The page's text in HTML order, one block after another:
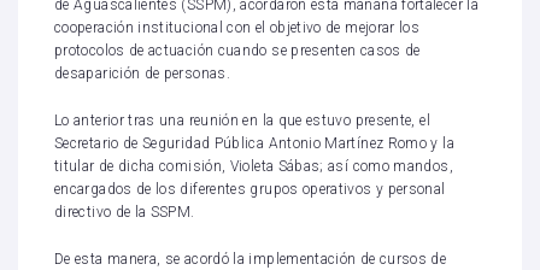
de Aguascalientes (SSPM), acordaron esta mañana fortalecer la
cooperación institucional con el objetivo de mejorar los
protocolos de actuación cuando se presenten casos de
desaparición de personas.
Lo anterior tras una reunión en la que estuvo presente, el
Secretario de Seguridad Pública Antonio Martínez Romo y la
titular de dicha comisión, Violeta Sábas; así como mandos,
encargados de los diferentes grupos operativos y personal
directivo de la SSPM.
De esta manera, se acordó la implementación de cursos de